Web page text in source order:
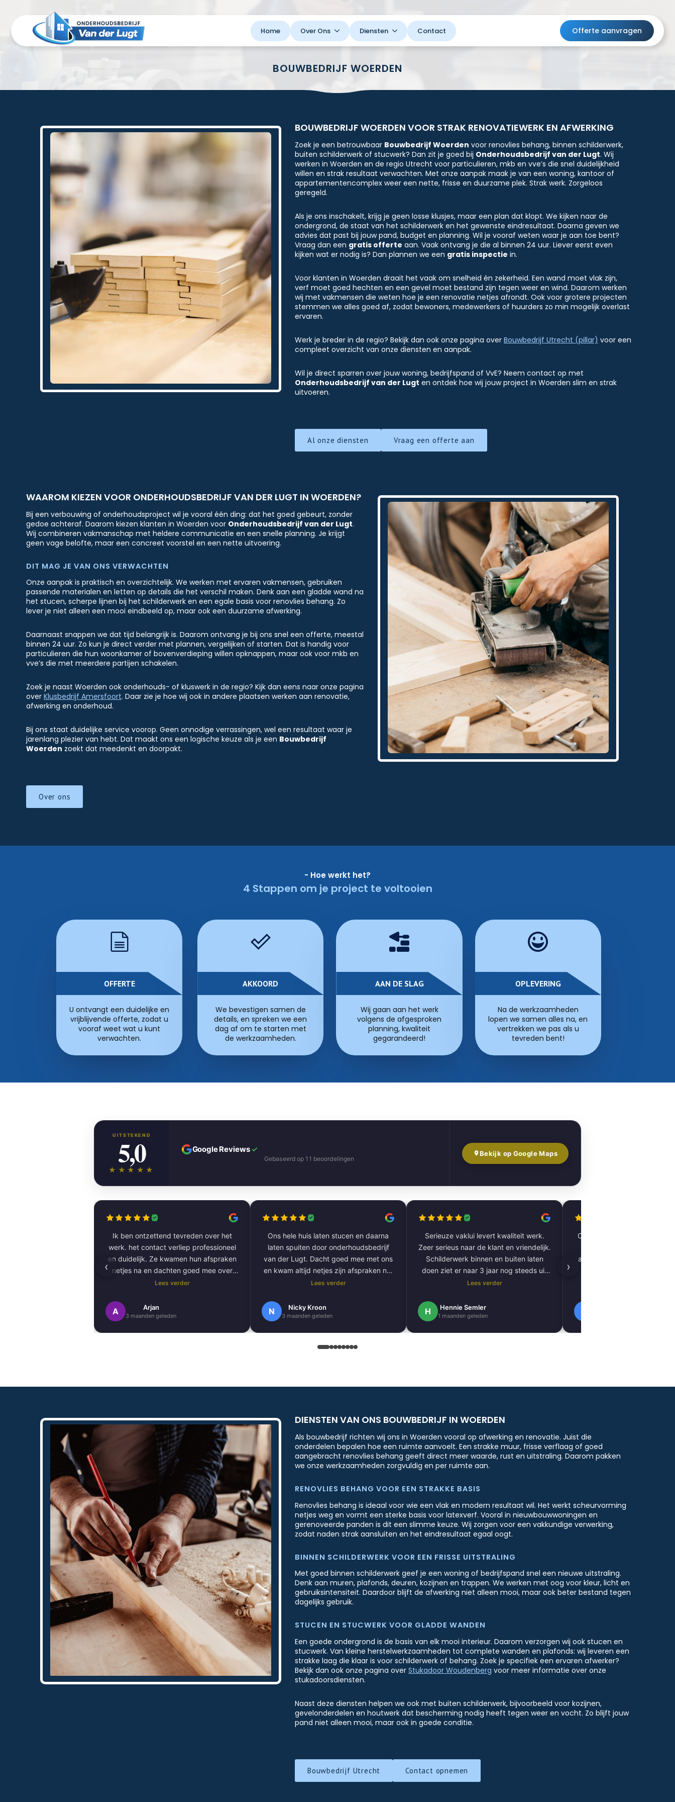
Home Over Ons Diensten Contact Offerte aanvragen
BOUWBEDRIJF WOERDEN
BOUWBEDRIJF WOERDEN VOOR STRAK RENOVATIEWERK EN AFWERKING
Zoek je een betrouwbaar Bouwbedrijf Woerden voor renovlies behang, binnen schilderwerk,
buiten schilderwerk of stucwerk? Dan zit je goed bij Onderhoudsbedrijf van der Lugt. Wij
werken in Woerden en de regio Utrecht voor particulieren, mkb en vve’s die snel duidelijkheid
willen en strak resultaat verwachten. Met onze aanpak maak je van een woning, kantoor of
appartementencomplex weer een nette, frisse en duurzame plek. Strak werk. Zorgeloos
geregeld.
Als je ons inschakelt, krijg je geen losse klusjes, maar een plan dat klopt. We kijken naar de
ondergrond, de staat van het schilderwerk en het gewenste eindresultaat. Daarna geven we
advies dat past bij jouw pand, budget en planning. Wil je vooraf weten waar je aan toe bent?
Vraag dan een gratis offerte aan. Vaak ontvang je die al binnen 24 uur. Liever eerst even
kijken wat er nodig is? Dan plannen we een gratis inspectie in.
Voor klanten in Woerden draait het vaak om snelheid én zekerheid. Een wand moet vlak zijn,
verf moet goed hechten en een gevel moet bestand zijn tegen weer en wind. Daarom werken
wij met vakmensen die weten hoe je een renovatie netjes afrondt. Ook voor grotere projecten
stemmen we alles goed af, zodat bewoners, medewerkers of huurders zo min mogelijk overlast
ervaren.
Werk je breder in de regio? Bekijk dan ook onze pagina overBouwbedrijf Utrecht (pillar) voor een
compleet overzicht van onze diensten en aanpak.
Wil je direct sparren over jouw woning, bedrijfspand of VvE? Neem contact op met
Onderhoudsbedrijf van der Lugt en ontdek hoe wij jouw project in Woerden slim en strak
uitvoeren.
Al onze diensten Vraag een offerte aan
WAAROM KIEZEN VOOR ONDERHOUDSBEDRIJF VAN DER LUGT IN WOERDEN?
Bij een verbouwing of onderhoudsproject wil je vooral één ding: dat het goed gebeurt, zonder
gedoe achteraf. Daarom kiezen klanten in Woerden voor Onderhoudsbedrijf van der Lugt.
Wij combineren vakmanschap met heldere communicatie en een snelle planning. Je krijgt
geen vage belofte, maar een concreet voorstel en een nette uitvoering.
DIT MAG JE VAN ONS VERWACHTEN
Onze aanpak is praktisch en overzichtelijk. We werken met ervaren vakmensen, gebruiken
passende materialen en letten op details die het verschil maken. Denk aan een gladde wand na
het stucen, scherpe lijnen bij het schilderwerk en een egale basis voor renovlies behang. Zo
lever je niet alleen een mooi eindbeeld op, maar ook een duurzame afwerking.
Daarnaast snappen we dat tijd belangrijk is. Daarom ontvang je bij ons snel een offerte, meestal
binnen 24 uur. Zo kun je direct verder met plannen, vergelijken of starten. Dat is handig voor
particulieren die hun woonkamer of bovenverdieping willen opknappen, maar ook voor mkb en
vve’s die met meerdere partijen schakelen.
Zoek je naast Woerden ook onderhouds- of kluswerk in de regio? Kijk dan eens naar onze pagina
over Klusbedrijf Amersfoort. Daar zie je hoe wij ook in andere plaatsen werken aan renovatie,
afwerking en onderhoud.
Bij ons staat duidelijke service voorop. Geen onnodige verrassingen, wel een resultaat waar je
jarenlang plezier van hebt. Dat maakt ons een logische keuze als je een Bouwbedrijf
Woerden zoekt dat meedenkt en doorpakt.
Over ons
- Hoe werkt het?
4 Stappen om je project te voltooien
OFFERTE
U ontvangt een duidelijke en
vrijblijvende offerte, zodat u
vooraf weet wat u kunt
verwachten.
AKKOORD
We bevestigen samen de
details, en spreken we een
dag af om te starten met
de werkzaamheden.
AAN DE SLAG
Wij gaan aan het werk
volgens de afgesproken
planning, kwaliteit
gegarandeerd!
OPLEVERING
Na de werkzaamheden
lopen we samen alles na, en
vertrekken we pas als u
tevreden bent!
UITSTEKEND
5,0
★★★★★
Google Reviews✓
Gebaseerd op 11 beoordelingen
Bekijk op Google Maps
Ik ben ontzettend tevreden over het
werk. het contact verliep professioneel
en duidelijk. Ze kwamen hun afspraken
netjes na en dachten goed mee over
kleurkeuze en afwerking.
Het schilderwerk zelf is van hoge
kwaliteit uitgevoerd. Alles is strak
aanbevelen!
Lees verder
A Arjan
3 maanden geleden
Ons hele huis laten stucen en daarna
laten spuiten door onderhoudsbedrijf
van der Lugt. Dacht goed mee met ons
en kwam altijd netjes zijn afspraken na.
De volgende klus hebben we al gepland
Nogmaals bedankt.
Lees verder
N Nicky Kroon
3 maanden geleden
Serieuze vaklui levert kwaliteit werk.
Zeer serieus naar de klant en vriendelijk.
Schilderwerk binnen en buiten laten
doen ziet er naar 3 jaar nog steeds uit
als nieuw.
Lees verder
H Hennie Semler
1 maanden geleden
Complete woning laten
afgewerkt, inclusief tegels,
‹ ›
DIENSTEN VAN ONS BOUWBEDRIJF IN WOERDEN
Als bouwbedrijf richten wij ons in Woerden vooral op afwerking en renovatie. Juist die
onderdelen bepalen hoe een ruimte aanvoelt. Een strakke muur, frisse verflaag of goed
aangebracht renovlies behang geeft direct meer waarde, rust en uitstraling. Daarom pakken
we onze werkzaamheden zorgvuldig en per ruimte aan.
RENOVLIES BEHANG VOOR EEN STRAKKE BASIS
Renovlies behang is ideaal voor wie een vlak en modern resultaat wil. Het werkt scheurvorming
netjes weg en vormt een sterke basis voor latexverf. Vooral in nieuwbouwwoningen en
gerenoveerde panden is dit een slimme keuze. Wij zorgen voor een vakkundige verwerking,
zodat naden strak aansluiten en het eindresultaat egaal oogt.
BINNEN SCHILDERWERK VOOR EEN FRISSE UITSTRALING
Met goed binnen schilderwerk geef je een woning of bedrijfspand snel een nieuwe uitstraling.
Denk aan muren, plafonds, deuren, kozijnen en trappen. We werken met oog voor kleur, licht en
gebruiksintensiteit. Daardoor blijft de afwerking niet alleen mooi, maar ook beter bestand tegen
dagelijks gebruik.
STUCEN EN STUCWERK VOOR GLADDE WANDEN
Een goede ondergrond is de basis van elk mooi interieur. Daarom verzorgen wij ook stucen en
stucwerk. Van kleine herstelwerkzaamheden tot complete wanden en plafonds: wij leveren een
strakke laag die klaar is voor schilderwerk of behang. Zoek je specifiek een ervaren afwerker?
Bekijk dan ook onze pagina overStukadoor Woudenberg voor meer informatie over onze
stukadoorsdiensten.
Naast deze diensten helpen we ook met buiten schilderwerk, bijvoorbeeld voor kozijnen,
gevelonderdelen en houtwerk dat bescherming nodig heeft tegen weer en vocht. Zo blijft jouw
pand niet alleen mooi, maar ook in goede conditie.
Bouwbedrijf Utrecht Contact opnemen